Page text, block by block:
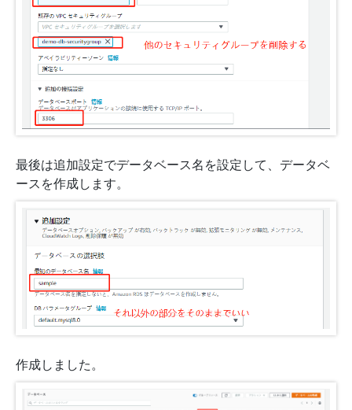
最後は追加設定でデータベース名を設定して、データベ
ースを作成します。
作成しました。